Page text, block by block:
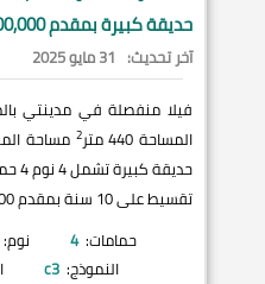
حديقة كبيرة بمقدم 20,000,000 ج
آخر تحديث: 31 مايو 2025
فيلا منفصلة في مدينتي
المساحة 440 متر
2 مساحة
تقسيط على 10 سنة بمقدم 20,000,000 جنيه
حمامات: 4 نوم:
النموذج: c3